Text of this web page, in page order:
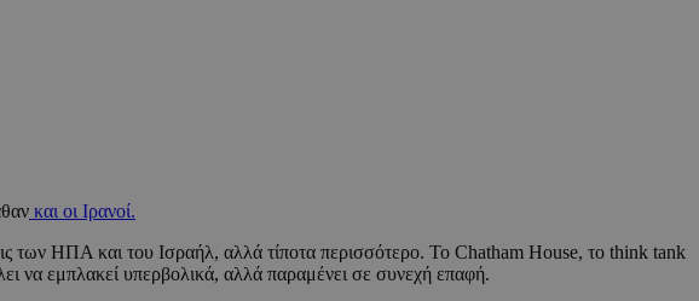
και οι Ιρανοί.
των ΗΠΑ και του Ισραήλ, αλλά τίποτα περισσότερο. Το Chatham House, το think tank
να εμπλακεί υπερβολικά, αλλά παραμένει σε συνεχή επαφή.